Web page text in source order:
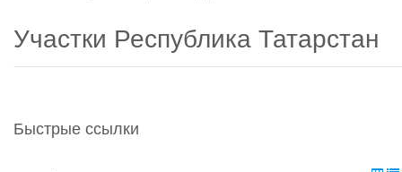
Участки Республика Татарстан
Быстрые ссылки